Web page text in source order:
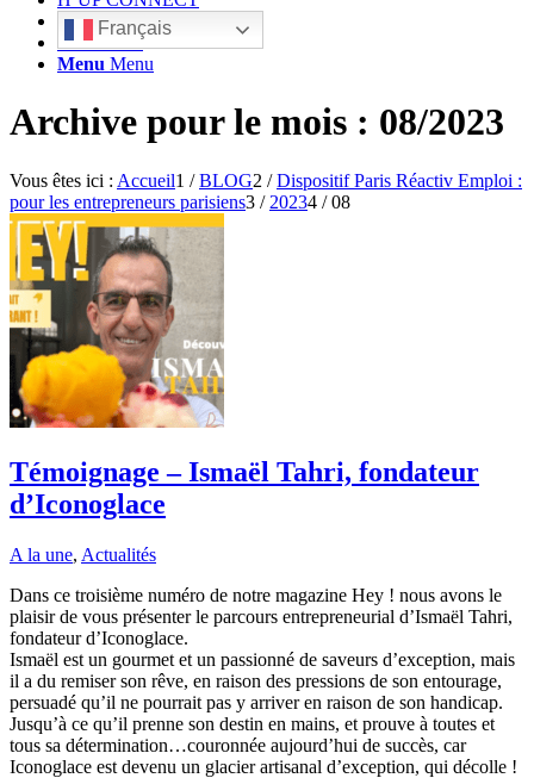
Français
Rechercher
Menu Menu
Archive pour le mois : 08/2023
Vous êtes ici : Accueil1 / BLOG2 / Dispositif Paris Réactiv Emploi :
pour les entrepreneurs parisiens3 / 20234 / 08
Témoignage – Ismaël Tahri, fondateur
d’Iconoglace
A la une, Actualités
Dans ce troisième numéro de notre magazine Hey ! nous avons le
plaisir de vous présenter le parcours entrepreneurial d’Ismaël Tahri,
fondateur d’Iconoglace.
Ismaël est un gourmet et un passionné de saveurs d’exception, mais
il a du remiser son rêve, en raison des pressions de son entourage,
persuadé qu’il ne pourrait pas y arriver en raison de son handicap.
Jusqu’à ce qu’il prenne son destin en mains, et prouve à toutes et
tous sa détermination…couronnée aujourd’hui de succès, car
Iconoglace est devenu un glacier artisanal d’exception, qui décolle !